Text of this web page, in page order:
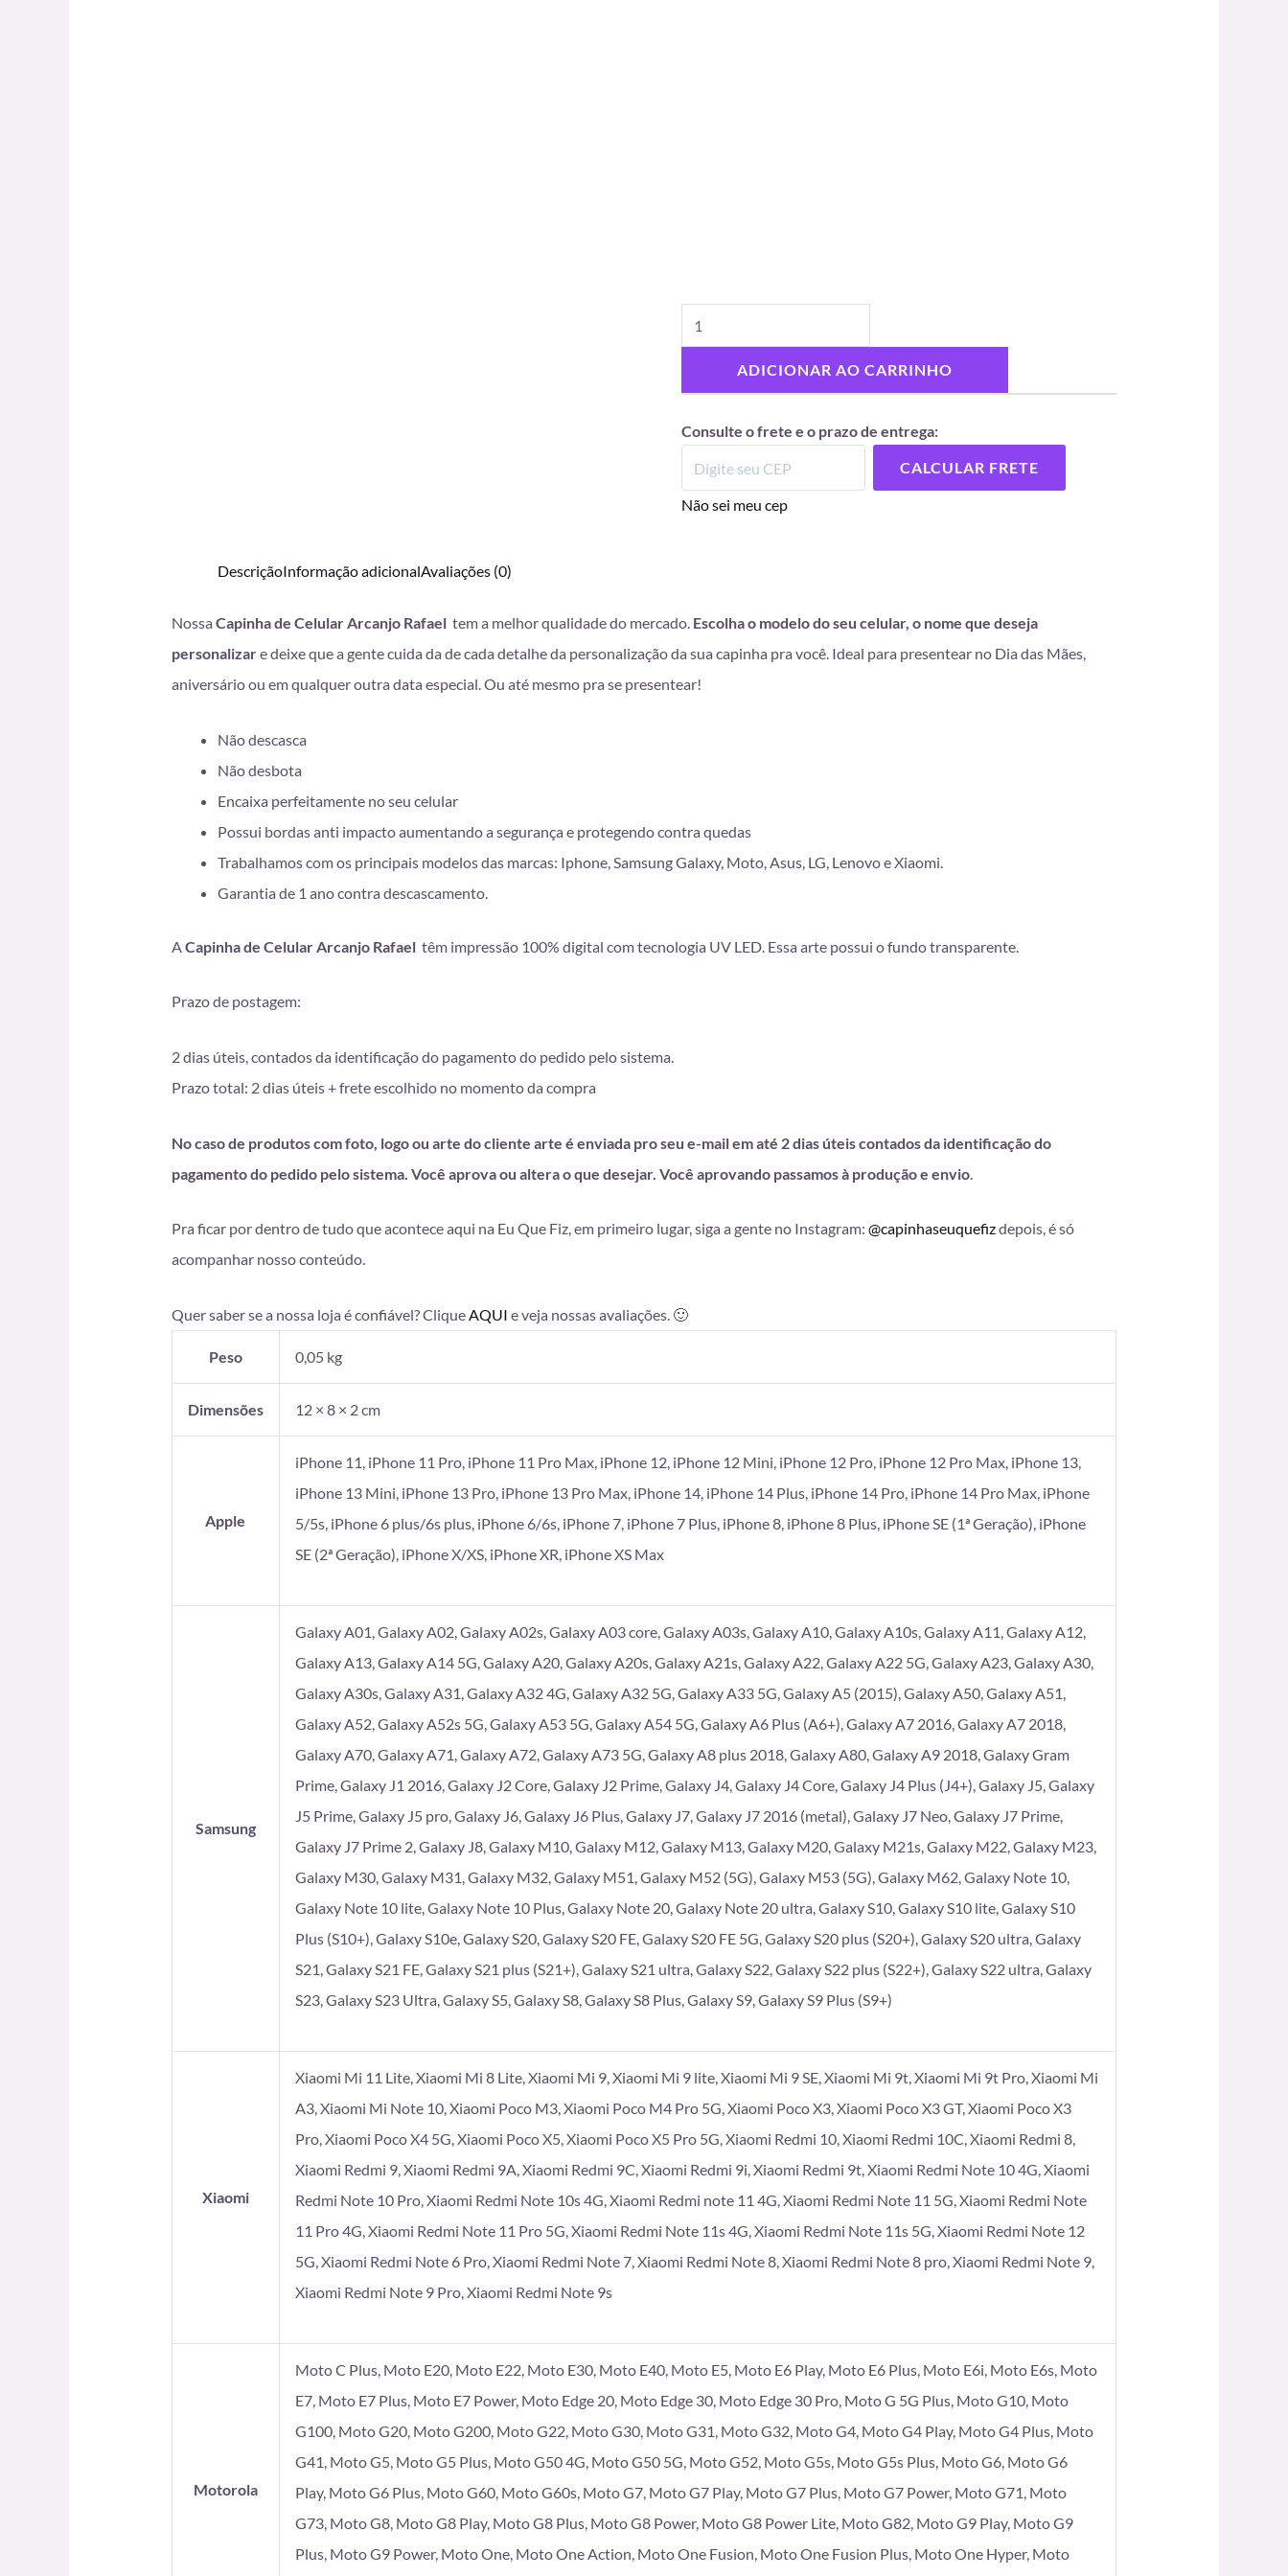
ADICIONAR AO CARRINHO
Consulte o frete e o prazo de entrega:
CALCULAR FRETE
Não sei meu cep
DescriçãoInformação adicionalAvaliações (0)
Nossa Capinha de Celular Arcanjo Rafaeltem a melhor qualidade do mercado. Escolha o modelo do seu celular, o nome que deseja
personalizare deixe que a gente cuida da de cada detalhe da personalização da sua capinha pra você. Ideal para presentear no Dia das Mães,
aniversário ou em qualquer outra data especial. Ou até mesmo pra se presentear!
Não descasca
Não desbota
Encaixa perfeitamente no seu celular
Possui bordas anti impacto aumentando a segurança e protegendo contra quedas
Trabalhamos com os principais modelos das marcas: Iphone, Samsung Galaxy, Moto, Asus, LG, Lenovo e Xiaomi.
Garantia de 1 ano contra descascamento.
A Capinha de Celular Arcanjo Rafael têm impressão 100% digital com tecnologia UV LED. Essa arte possui o fundo transparente.
Prazo de postagem:
2 dias úteis, contados da identificação do pagamento do pedido pelo sistema.
Prazo total: 2 dias úteis + frete escolhido no momento da compra
No caso de produtos com foto, logo ou arte do cliente arte é enviada pro seu e-mail em até 2 dias úteis contados da identificação do
pagamento do pedido pelo sistema. Você aprova ou altera o que desejar. Você aprovando passamos à produção e envio.
Pra ficar por dentro de tudo que acontece aqui na Eu Que Fiz, em primeiro lugar, siga a gente no Instagram: @capinhaseuquefizdepois, é só
acompanhar nosso conteúdo.
Quer saber se a nossa loja é confiável? Clique AQUI e veja nossas avaliações. 🙂
Peso 0,05 kg
Dimensões 12 × 8 × 2 cm
Apple
iPhone 11, iPhone 11 Pro, iPhone 11 Pro Max, iPhone 12, iPhone 12 Mini, iPhone 12 Pro, iPhone 12 Pro Max, iPhone 13,
iPhone 13 Mini, iPhone 13 Pro, iPhone 13 Pro Max, iPhone 14, iPhone 14 Plus, iPhone 14 Pro, iPhone 14 Pro Max, iPhone
5/5s, iPhone 6 plus/6s plus, iPhone 6/6s, iPhone 7, iPhone 7 Plus, iPhone 8, iPhone 8 Plus, iPhone SE (1ª Geração), iPhone
SE (2ª Geração), iPhone X/XS, iPhone XR, iPhone XS Max
Samsung
Galaxy A01, Galaxy A02, Galaxy A02s, Galaxy A03 core, Galaxy A03s, Galaxy A10, Galaxy A10s, Galaxy A11, Galaxy A12,
Galaxy A13, Galaxy A14 5G, Galaxy A20, Galaxy A20s, Galaxy A21s, Galaxy A22, Galaxy A22 5G, Galaxy A23, Galaxy A30,
Galaxy A30s, Galaxy A31, Galaxy A32 4G, Galaxy A32 5G, Galaxy A33 5G, Galaxy A5 (2015), Galaxy A50, Galaxy A51,
Galaxy A52, Galaxy A52s 5G, Galaxy A53 5G, Galaxy A54 5G, Galaxy A6 Plus (A6+), Galaxy A7 2016, Galaxy A7 2018,
Galaxy A70, Galaxy A71, Galaxy A72, Galaxy A73 5G, Galaxy A8 plus 2018, Galaxy A80, Galaxy A9 2018, Galaxy Gram
Prime, Galaxy J1 2016, Galaxy J2 Core, Galaxy J2 Prime, Galaxy J4, Galaxy J4 Core, Galaxy J4 Plus (J4+), Galaxy J5, Galaxy
J5 Prime, Galaxy J5 pro, Galaxy J6, Galaxy J6 Plus, Galaxy J7, Galaxy J7 2016 (metal), Galaxy J7 Neo, Galaxy J7 Prime,
Galaxy J7 Prime 2, Galaxy J8, Galaxy M10, Galaxy M12, Galaxy M13, Galaxy M20, Galaxy M21s, Galaxy M22, Galaxy M23,
Galaxy M30, Galaxy M31, Galaxy M32, Galaxy M51, Galaxy M52 (5G), Galaxy M53 (5G), Galaxy M62, Galaxy Note 10,
Galaxy Note 10 lite, Galaxy Note 10 Plus, Galaxy Note 20, Galaxy Note 20 ultra, Galaxy S10, Galaxy S10 lite, Galaxy S10
Plus (S10+), Galaxy S10e, Galaxy S20, Galaxy S20 FE, Galaxy S20 FE 5G, Galaxy S20 plus (S20+), Galaxy S20 ultra, Galaxy
S21, Galaxy S21 FE, Galaxy S21 plus (S21+), Galaxy S21 ultra, Galaxy S22, Galaxy S22 plus (S22+), Galaxy S22 ultra, Galaxy
S23, Galaxy S23 Ultra, Galaxy S5, Galaxy S8, Galaxy S8 Plus, Galaxy S9, Galaxy S9 Plus (S9+)
Xiaomi
Xiaomi Mi 11 Lite, Xiaomi Mi 8 Lite, Xiaomi Mi 9, Xiaomi Mi 9 lite, Xiaomi Mi 9 SE, Xiaomi Mi 9t, Xiaomi Mi 9t Pro, Xiaomi Mi
A3, Xiaomi Mi Note 10, Xiaomi Poco M3, Xiaomi Poco M4 Pro 5G, Xiaomi Poco X3, Xiaomi Poco X3 GT, Xiaomi Poco X3
Pro, Xiaomi Poco X4 5G, Xiaomi Poco X5, Xiaomi Poco X5 Pro 5G, Xiaomi Redmi 10, Xiaomi Redmi 10C, Xiaomi Redmi 8,
Xiaomi Redmi 9, Xiaomi Redmi 9A, Xiaomi Redmi 9C, Xiaomi Redmi 9i, Xiaomi Redmi 9t, Xiaomi Redmi Note 10 4G, Xiaomi
Redmi Note 10 Pro, Xiaomi Redmi Note 10s 4G, Xiaomi Redmi note 11 4G, Xiaomi Redmi Note 11 5G, Xiaomi Redmi Note
11 Pro 4G, Xiaomi Redmi Note 11 Pro 5G, Xiaomi Redmi Note 11s 4G, Xiaomi Redmi Note 11s 5G, Xiaomi Redmi Note 12
5G, Xiaomi Redmi Note 6 Pro, Xiaomi Redmi Note 7, Xiaomi Redmi Note 8, Xiaomi Redmi Note 8 pro, Xiaomi Redmi Note 9,
Xiaomi Redmi Note 9 Pro, Xiaomi Redmi Note 9s
Motorola
Moto C Plus, Moto E20, Moto E22, Moto E30, Moto E40, Moto E5, Moto E6 Play, Moto E6 Plus, Moto E6i, Moto E6s, Moto
E7, Moto E7 Plus, Moto E7 Power, Moto Edge 20, Moto Edge 30, Moto Edge 30 Pro, Moto G 5G Plus, Moto G10, Moto
G100, Moto G20, Moto G200, Moto G22, Moto G30, Moto G31, Moto G32, Moto G4, Moto G4 Play, Moto G4 Plus, Moto
G41, Moto G5, Moto G5 Plus, Moto G50 4G, Moto G50 5G, Moto G52, Moto G5s, Moto G5s Plus, Moto G6, Moto G6
Play, Moto G6 Plus, Moto G60, Moto G60s, Moto G7, Moto G7 Play, Moto G7 Plus, Moto G7 Power, Moto G71, Moto
G73, Moto G8, Moto G8 Play, Moto G8 Plus, Moto G8 Power, Moto G8 Power Lite, Moto G82, Moto G9 Play, Moto G9
Plus, Moto G9 Power, Moto One, Moto One Action, Moto One Fusion, Moto One Fusion Plus, Moto One Hyper, Moto